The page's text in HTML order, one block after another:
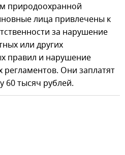
природоохранной
лица привлечены к
за нарушение
или других
правил и нарушение
регламентов. Они заплатят
тысяч рублей.